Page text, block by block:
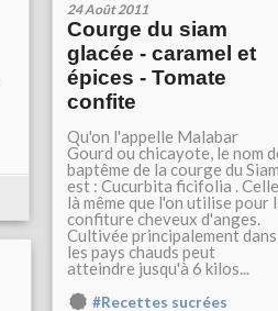
24 Août 2011
Courge du siam
glacée - caramel et
épices - Tomate
confite
Qu'on l'appelle Malabar
Gourd ou chicayote, le nom
baptême de la courge du Siam
est : Cucurbita ficifolia .
là même que l'on utilise pour
confiture cheveux d'anges.
Cultivée principalement dans
les pays chauds peut
atteindre jusqu'à 6 kilos...
#Recettes sucrées